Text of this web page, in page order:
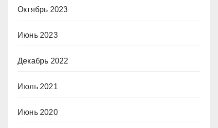
Октябрь 2023
Июнь 2023
Декабрь 2022
Июль 2021
Июнь 2020